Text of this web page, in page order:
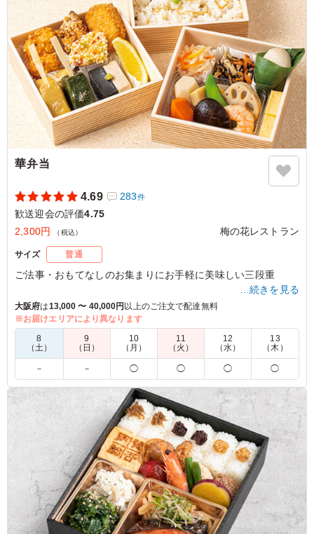
ご利用シーン：懇親会›歓送迎会
大阪府吹田市山田丘2024/06/11
華弁当
4.69 283件
歓送迎会の評価4.75
2,300円
（税込） 梅の花レストラン
サイズ 普通
ご法事・おもてなしのお集まりにお手軽に美味しい三段重
※仕入れ状況によって、ご飯の具材が変更になります。
4.5
見た目も味もボリュームも申し分ない美味しさでした。宅
配でここまでのクオリティーは素晴らしいと思います。総
合評価でマイナス０．５の理由は、タレを何に使用したら
良かったのかわからなかったからです。サイト等で調べる
とわかったのかもしれませんが、食べている時に調べる事
は難しいかな、と感じました。食べ慣れている人にとって
は必要がないのかもしれませんが、せっかくなら使用して
みたかったですし、何に使用してみたら良かったのかが、
その場でわかれば嬉しいです。
ご利用シーン：懇親会›歓送迎会
京都府京都市伏見区桝形町2023/01/04
…続きを見る
大阪府は13,000 〜 40,000円以上のご注文で配達無料
※お届けエリアにより異なります
8
（土）
9
（日）
10
（月）
11
（火）
12
（水）
13
（木）
－ － ◯ ◯ ◯ ◯